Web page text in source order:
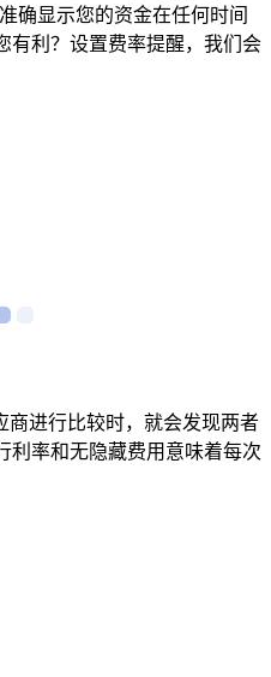
确显示您的资金在任何时间
有利？设置费率提醒，我们会
商进行比较时，就会发现两者
利率和无隐藏费用意味着每次